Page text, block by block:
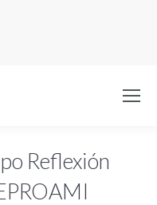
Reflexión